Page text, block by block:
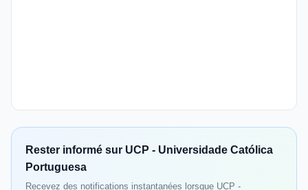
Rester informé sur UCP - Universidade Católica
Portuguesa
Recevez des notifications instantanées lorsque UCP -